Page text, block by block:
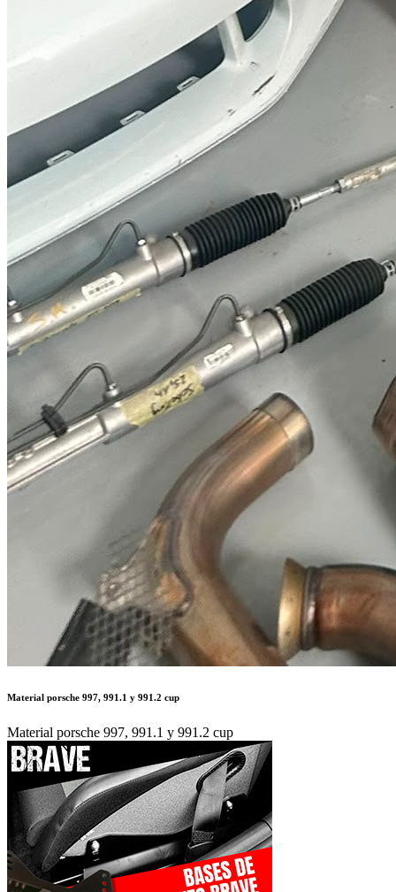
Material porsche 997, 991.1 y 991.2 cup
Material porsche 997, 991.1 y 991.2 cup